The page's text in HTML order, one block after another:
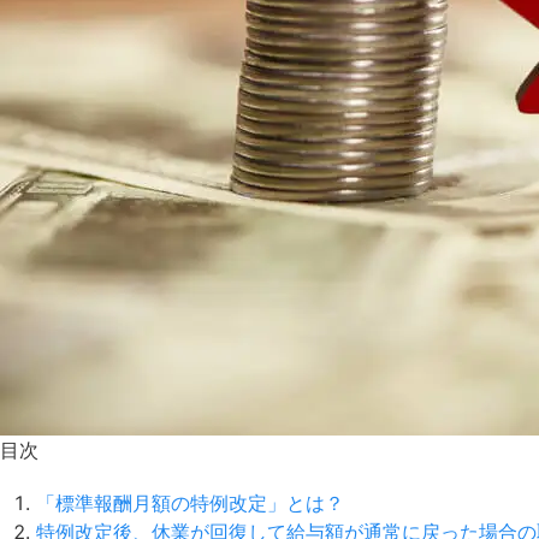
目次
「標準報酬月額の特例改定」とは？
特例改定後、休業が回復して給与額が通常に戻った場合